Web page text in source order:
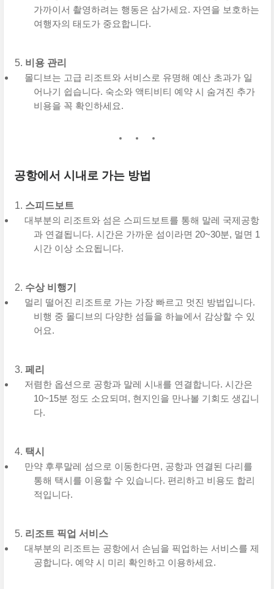
가까이서 촬영하려는 행동은 삼가세요. 자연을 보호하는
여행자의 태도가 중요합니다.
비용 관리
몰디브는 고급 리조트와 서비스로 유명해 예산 초과가 일
어나기 쉽습니다. 숙소와 액티비티 예약 시 숨겨진 추가
비용을 꼭 확인하세요.
공항에서 시내로 가는 방법
스피드보트
대부분의 리조트와 섬은 스피드보트를 통해 말레 국제공항
과 연결됩니다. 시간은 가까운 섬이라면 20~30분, 멀면 1
시간 이상 소요됩니다.
수상 비행기
멀리 떨어진 리조트로 가는 가장 빠르고 멋진 방법입니다.
비행 중 몰디브의 다양한 섬들을 하늘에서 감상할 수 있
어요.
페리
저렴한 옵션으로 공항과 말레 시내를 연결합니다. 시간은
10~15분 정도 소요되며, 현지인을 만나볼 기회도 생깁니
다.
택시
만약 후루말레 섬으로 이동한다면, 공항과 연결된 다리를
통해 택시를 이용할 수 있습니다. 편리하고 비용도 합리
적입니다.
리조트 픽업 서비스
대부분의 리조트는 공항에서 손님을 픽업하는 서비스를 제
공합니다. 예약 시 미리 확인하고 이용하세요.